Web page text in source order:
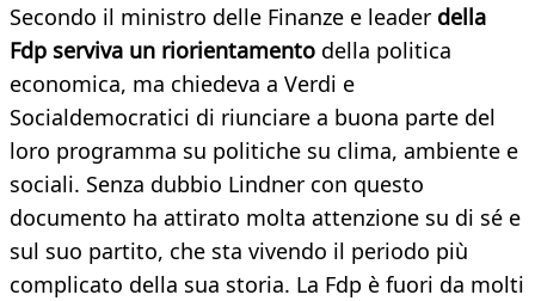
Secondo il ministro delle Finanze e leader della
Fdp serviva un riorientamento della politica
economica, ma chiedeva a Verdi e
Socialdemocratici di riunciare a buona parte del
loro programma su politiche su clima, ambiente e
sociali. Senza dubbio Lindner con questo
documento ha attirato molta attenzione su di sé e
sul suo partito, che sta vivendo il periodo più
complicato della sua storia. La Fdp è fuori da molti